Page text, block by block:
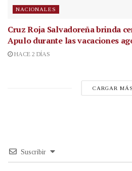
NACIONALES
Cruz Roja Salvadoreña brinda
Apulo durante las vacaciones
HACE 2 DÍAS
CARGAR MÁS
Suscribir